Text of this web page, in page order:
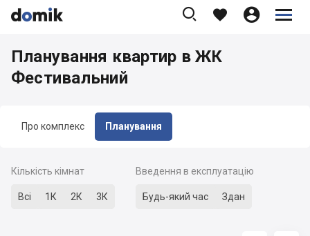


    


Про комплекс Планування
Планування квартир в ЖК
Фестивальний
Кількість кімнат
Всі 1К 2К 3К
Введення в експлуатацію
Будь-який час Здан